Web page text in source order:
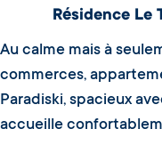
Résidence Le
Au calme mais à
commerces,
Paradiski, spacieux
accueille